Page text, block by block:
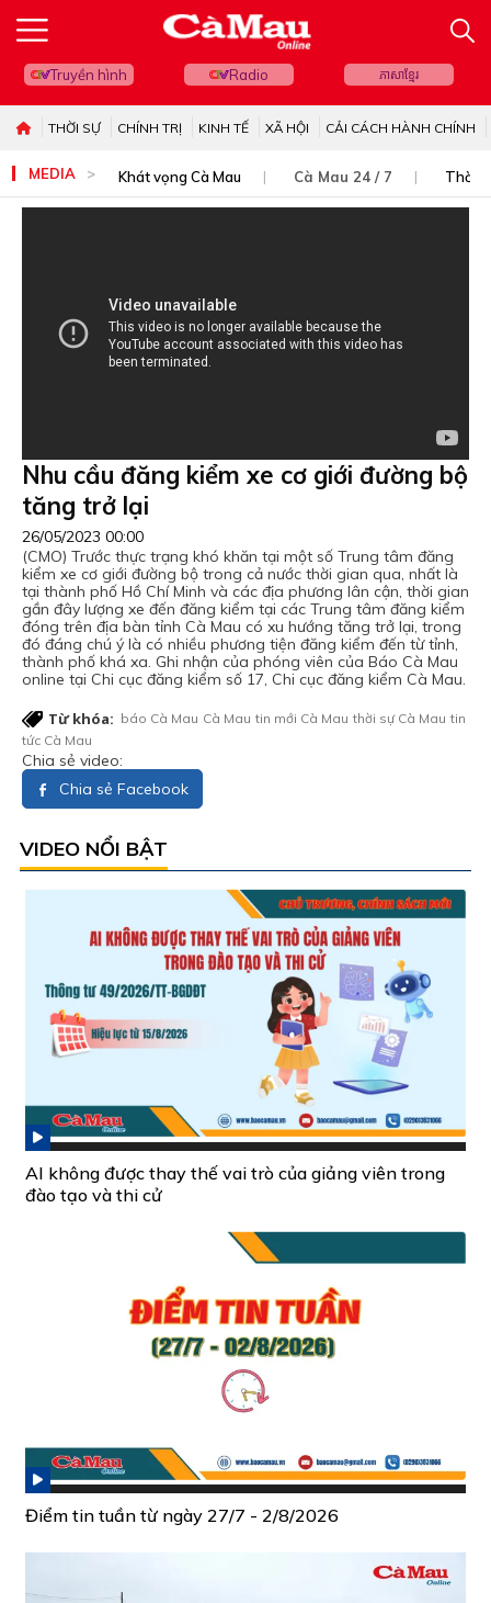
Truyền hình Radio ភាសាខ្មែរ
THỜI SỰ CHÍNH TRỊ KINH TẾ XÃ HỘI CẢI CÁCH HÀNH CHÍNH
MEDIA Khát vọng Cà Mau Cà Mau 24 / 7 Thời
Nhu cầu đăng kiểm xe cơ giới đường bộ
tăng trở lại
26/05/2023 00:00
(CMO) Trước thực trạng khó khăn tại một số Trung tâm đăng
kiểm xe cơ giới đường bộ trong cả nước thời gian qua, nhất là
tại thành phố Hồ Chí Minh và các địa phương lân cận, thời gian
gần đây lượng xe đến đăng kiểm tại các Trung tâm đăng kiểm
đóng trên địa bàn tỉnh Cà Mau có xu hướng tăng trở lại, trong
đó đáng chú ý là có nhiều phương tiện đăng kiểm đến từ tỉnh,
thành phố khá xa. Ghi nhận của phóng viên của Báo Cà Mau
online tại Chi cục đăng kiểm số 17, Chi cục đăng kiểm Cà Mau.
Từ khóa: báo Cà Mau Cà Mau tin mới Cà Mau thời sự Cà Mau tin
tức Cà Mau
Chia sẻ video:
Chia sẻ Facebook
VIDEO NỔI BẬT
AI không được thay thế vai trò của giảng viên trong
đào tạo và thi cử
Điểm tin tuần từ ngày 27/7 - 2/8/2026